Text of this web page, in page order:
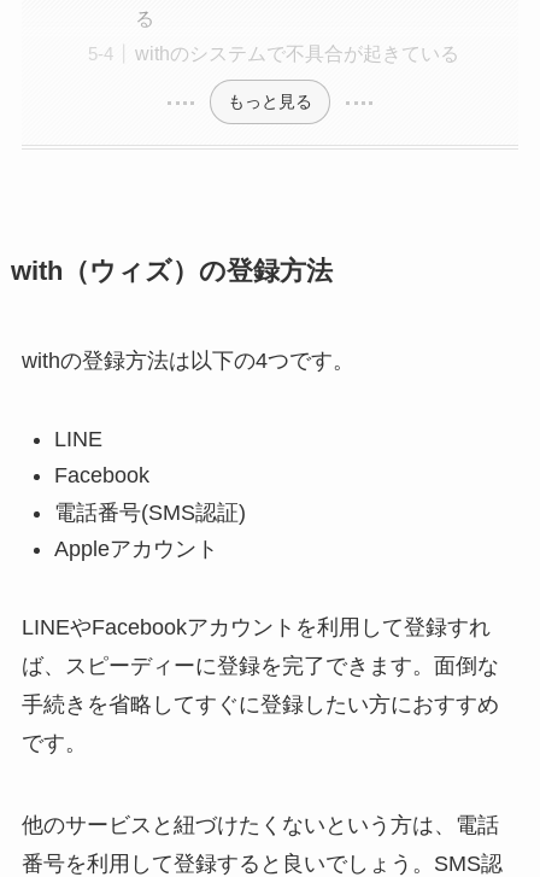
る
withのシステムで不具合が起きている
もっと見る
with（ウィズ）の登録方法
withの登録方法は以下の4つです。
LINE
Facebook
電話番号(SMS認証)
Appleアカウント
LINEやFacebookアカウントを利用して登録すれ
ば、スピーディーに登録を完了できます。面倒な
手続きを省略してすぐに登録したい方におすすめ
です。
他のサービスと紐づけたくないという方は、電話
番号を利用して登録すると良いでしょう。SMS認